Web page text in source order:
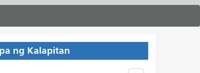
ng Kalapitan